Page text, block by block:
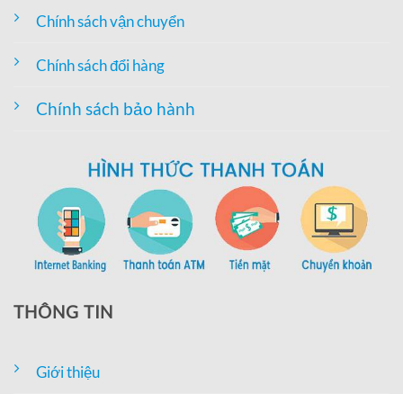
Chính sách vận chuyển
Chính sách đổi hàng
Chính sách bảo hành
THÔNG TIN
Giới thiệu